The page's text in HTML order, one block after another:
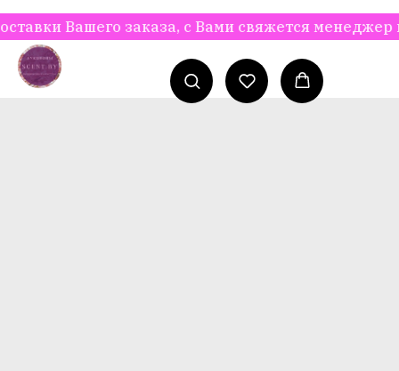
заказа, с Вами свяжется менеджер